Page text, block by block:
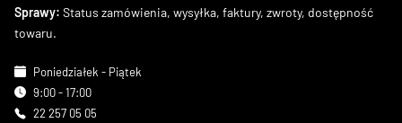
Sprawy: Status zamówienia, wysyłka, faktury, zwroty, dostępność
towaru.
Poniedziałek - Piątek
9:00 - 17:00
22 257 05 05